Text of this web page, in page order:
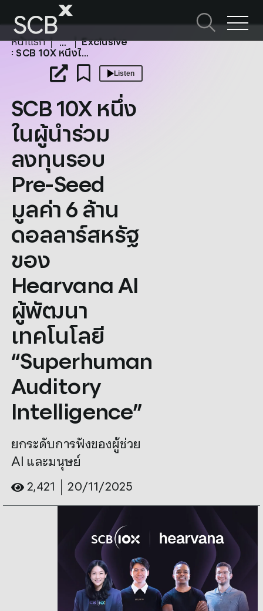
to
content
ค้นหาใน SCBX
Search
for:
หน้าแรก
Exclusive
: SCB 10X หนึ่งในผู้นำร่วมลงทุนรอบ Pre-Seed มูลค่า 6 ล้านดอลลาร์สหรัฐของ Hearvana AI ผู้พัฒนาเทคโนโลยี “Superhuman Auditory Intelligence”
Listen
SCB 10X หนึ่ง
ในผู้นำร่วม
ลงทุนรอบ
Pre-Seed
มูลค่า 6 ล้าน
ดอลลาร์สหรัฐ
ของ
Hearvana AI
ผู้พัฒนา
เทคโนโลยี
“Superhuman
Auditory
Intelligence”
ยกระดับการฟังของผู้ช่วย
AI และมนุษย์
2,421 20/11/2025